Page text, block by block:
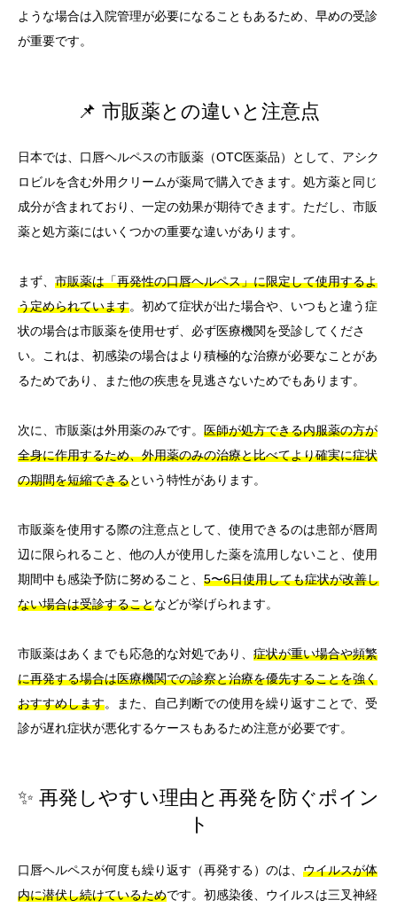
ような場合は入院管理が必要になることもあるため、早めの受診
が重要です。
📌 市販薬との違いと注意点
日本では、口唇ヘルペスの市販薬（OTC医薬品）として、アシク
ロビルを含む外用クリームが薬局で購入できます。処方薬と同じ
成分が含まれており、一定の効果が期待できます。ただし、市販
薬と処方薬にはいくつかの重要な違いがあります。
まず、 市販薬は「再発性の口唇ヘルペス」に限定して使用するよ
う定められています。初めて症状が出た場合や、いつもと違う症
状の場合は市販薬を使用せず、必ず医療機関を受診してくださ
い。これは、初感染の場合はより積極的な治療が必要なことがあ
るためであり、また他の疾患を見逃さないためでもあります。
次に、市販薬は外用薬のみです。 医師が処方できる内服薬の方が
全身に作用するため、外用薬のみの治療と比べてより確実に症状
の期間を短縮できるという特性があります。
市販薬を使用する際の注意点として、使用できるのは患部が唇周
辺に限られること、他の人が使用した薬を流用しないこと、使用
期間中も感染予防に努めること、 5〜6日使用しても症状が改善し
ない場合は受診することなどが挙げられます。
市販薬はあくまでも応急的な対処であり、 症状が重い場合や頻繁
に再発する場合は医療機関での診察と治療を優先することを強く
おすすめします。また、自己判断での使用を繰り返すことで、受
診が遅れ症状が悪化するケースもあるため注意が必要です。
✨ 再発しやすい理由と再発を防ぐポイン
ト
口唇ヘルペスが何度も繰り返す（再発する）のは、 ウイルスが体
内に潜伏し続けているためです。初感染後、ウイルスは三叉神経